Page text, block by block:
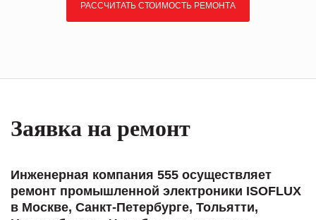
РАССЧИТАТЬ СТОИМОСТЬ РЕМОНТА
Заявка на ремонт
Инженерная компания 555 осуществляет
ремонт промышленной электроники ISOFLUX
в Москве, Санкт-Петербурге, Тольятти,